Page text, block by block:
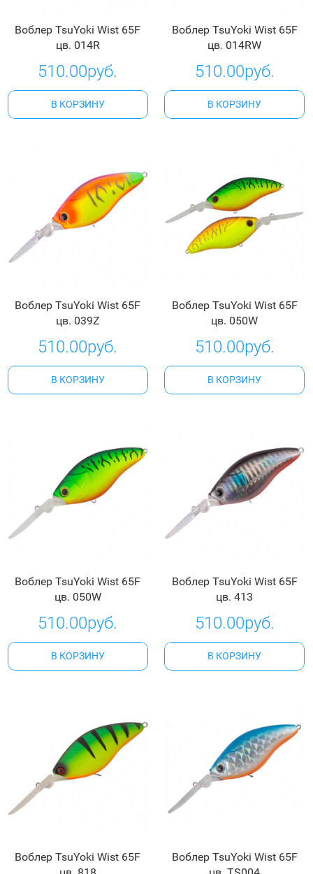
Воблер TsuYoki Wist 65F
цв. 014R
510.00руб.
В КОРЗИНУ
Воблер TsuYoki Wist 65F
цв. 014RW
510.00руб.
В КОРЗИНУ
Воблер TsuYoki Wist 65F
цв. 039Z
510.00руб.
В КОРЗИНУ
Воблер TsuYoki Wist 65F
цв. 050W
510.00руб.
В КОРЗИНУ
Воблер TsuYoki Wist 65F
цв. 050W
510.00руб.
В КОРЗИНУ
Воблер TsuYoki Wist 65F
цв. 413
510.00руб.
В КОРЗИНУ
Воблер TsuYoki Wist 65F
Воблер TsuYoki Wist 65F